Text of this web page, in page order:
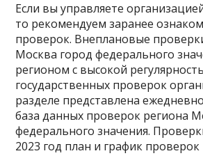
Если вы управляете
то рекомендуем заранее
проверок. Внеплановые
Москва город федерального
регионом с высокой
государственных проверок
разделе представлена
база данных проверок региона
федерального значения.
2023 год план и график